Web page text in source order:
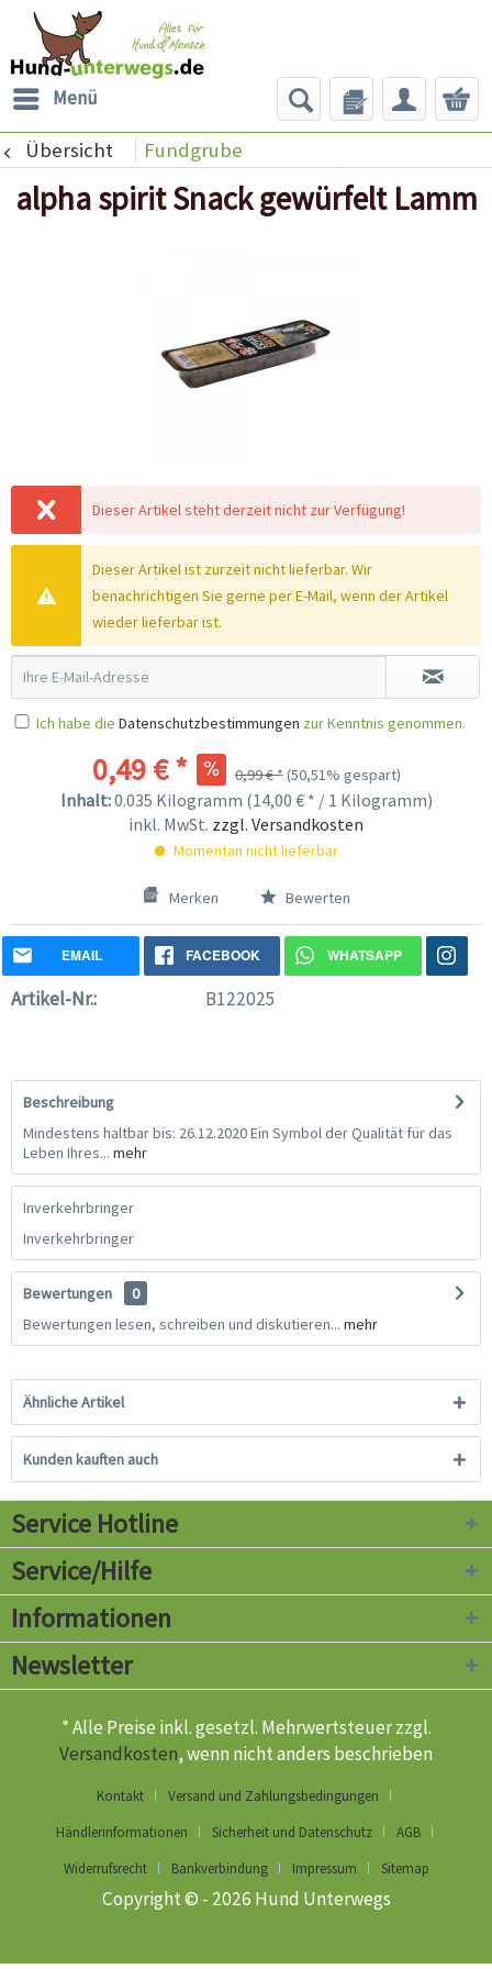
Menü
Übersicht Fundgrube
alpha spirit Snack gewürfelt Lamm
Dieser Artikel steht derzeit nicht zur Verfügung!
Dieser Artikel ist zurzeit nicht lieferbar. Wir
benachrichtigen Sie gerne per E-Mail, wenn der Artikel
wieder lieferbar ist.
Ich habe die Datenschutzbestimmungen zur Kenntnis genommen.
0,49 € * 0,99 € *(50,51% gespart)
Inhalt:0.035 Kilogramm (14,00 € * / 1 Kilogramm)
inkl. MwSt. zzgl. Versandkosten
Momentan nicht lieferbar
Merken Bewerten
EMAIL FACEBOOK WHATSAPP
Artikel-Nr.: B122025
Beschreibung
Mindestens haltbar bis: 26.12.2020 Ein Symbol der Qualität für das
Leben Ihres... mehr
Inverkehrbringer
Inverkehrbringer
Bewertungen
0
Bewertungen lesen, schreiben und diskutieren... mehr
Ähnliche Artikel
Kunden kauften auch
Service Hotline
Service/Hilfe
Informationen
Newsletter
* Alle Preise inkl. gesetzl. Mehrwertsteuer zzgl.
Versandkosten, wenn nicht anders beschrieben
Kontakt
Versand und Zahlungsbedingungen
Händlerinformationen
Sicherheit und Datenschutz
AGB
Widerrufsrecht
Bankverbindung Impressum Sitemap
Copyright © - 2026 Hund Unterwegs